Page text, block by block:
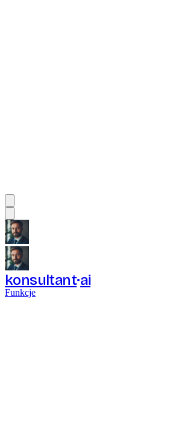
konsultant ai
Funkcje